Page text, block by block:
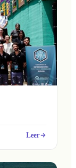
Leer